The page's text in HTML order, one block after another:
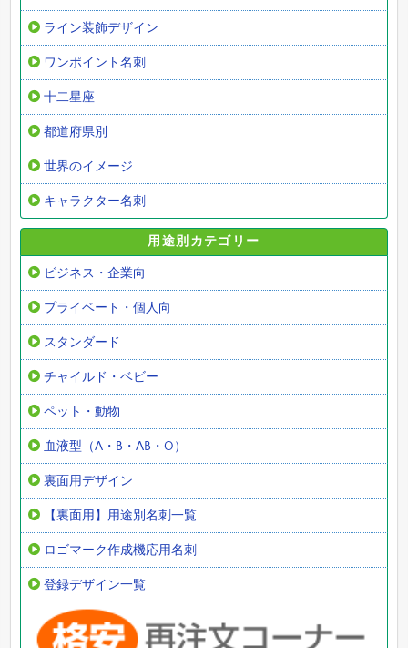
ライン装飾デザイン
ワンポイント名刺
十二星座
都道府県別
世界のイメージ
キャラクター名刺
用途別カテゴリー
ビジネス・企業向
プライベート・個人向
スタンダード
チャイルド・ベビー
ペット・動物
血液型（A・B・AB・O）
裏面用デザイン
【裏面用】用途別名刺一覧
ロゴマーク作成機応用名刺
登録デザイン一覧